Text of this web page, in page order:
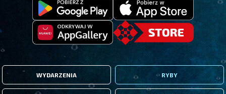
WYDARZENIA RYBY